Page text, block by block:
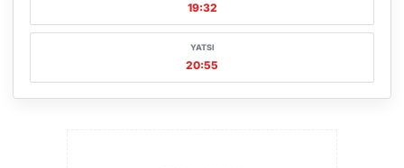
19:32
YATSI
20:55